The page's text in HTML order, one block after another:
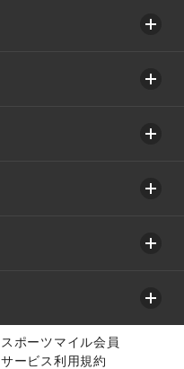
スポーツマイル会員
サービス利用規約